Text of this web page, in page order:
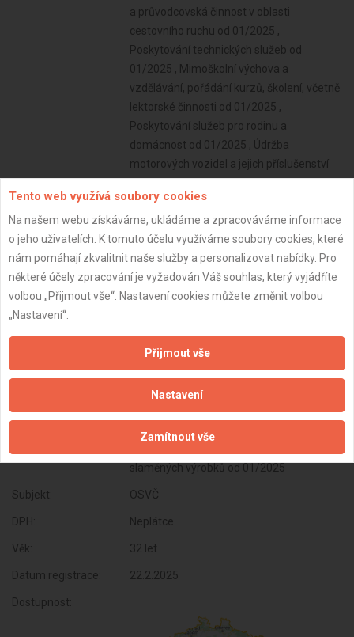
a průvodcovská činnost v oblasti
cestovního ruchu od 01/2025 ,
Poskytování technických služeb od
01/2025 , Mimoškolní výchova a
vzdělávání, pořádání kurzů, školení, včetně
lektorské činnosti od 01/2025 ,
Poskytování služeb pro rodinu a
domácnost od 01/2025 , Údržba
motorových vozidel a jejich příslušenství
zemědělství, zahradnictví, rybníkářství,
lesnictví a myslivost od 01/2025 , Činnost
odborného lesního hospodáře a
vyhotovování lesních hospodářských plánů
a osnov od 01/2025 , Potrubní a pozemní
doprava (vyjma železniční a silniční
Skladování, balení zboží, manipulace s
nákladem a technické činnosti v dopravě
od 01/2025 , Nakládání s reprodukčním
materiálem lesních dřevin od 01/2025 ,
Úprava nerostů, dobývání rašeliny a bahna
od 01/2025 , Zpracování dřeva, výroba
slaměných výrobků od 01/2025
Subjekt: OSVČ
DPH: Neplátce
Věk: 32 let
Datum registrace: 22.2.2025
Dostupnost:
Tento web využívá soubory cookies
Na našem webu získáváme, ukládáme a zpracováváme informace
o jeho uživatelích. K tomuto účelu využíváme soubory cookies, které
nám pomáhají zkvalitnit naše služby a personalizovat nabídky. Pro
některé účely zpracování je vyžadován Váš souhlas, který vyjádříte
volbou „Přijmout vše“. Nastavení cookies můžete změnit volbou
„Nastavení“.
Přijmout vše
Nastavení
Zamítnout vše